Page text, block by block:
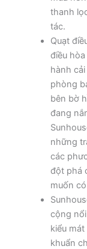
thanh
tác.
Quạt
điều
hành
phòng
bên bờ
đang
những
các
đột phá
muốn
cộng
kiểu
khuẩn